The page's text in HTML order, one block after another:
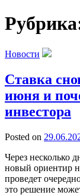
Новости
Ставка
июня и
инвестора
Posted on
Через несколько
новый ориентир
проведет
это решение